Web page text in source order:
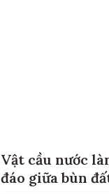
Vật cầu nước
đáo giữa bùn